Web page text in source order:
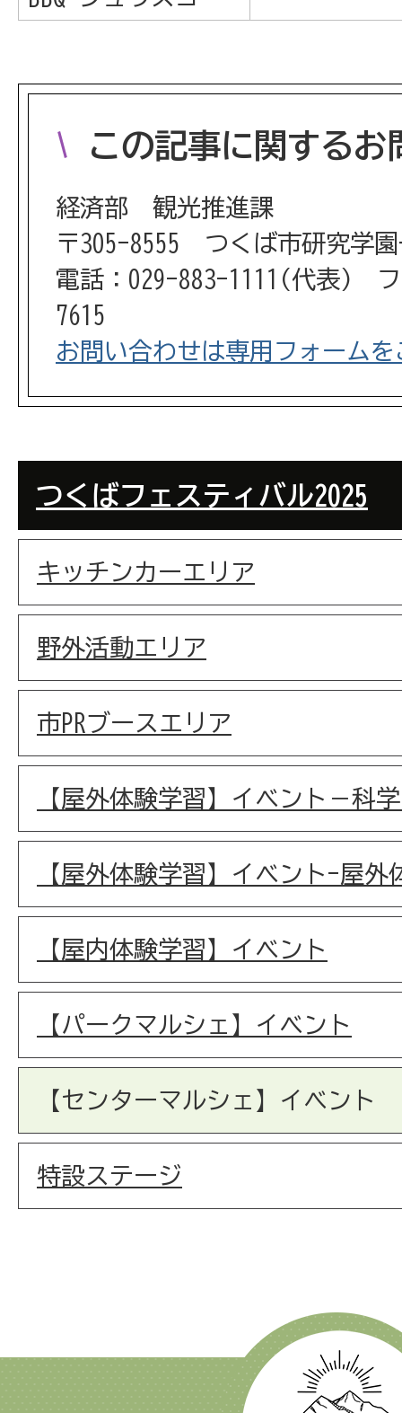
この記事に関するお
経済部 観光推進課
〒305-8555 つくば市研究学園
電話：029-883-1111(代表)
7615
お問い合わせは専用フォーム
つくばフェスティバル2025
キッチンカーエリア
野外活動エリア
市PRブースエリア
【屋外体験学習】イベント－科
【屋外体験学習】イベント-屋外
【屋内体験学習】イベント
【パークマルシェ】イベント
【センターマルシェ】イベント
特設ステージ